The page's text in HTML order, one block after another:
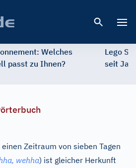
Welches
passt zu Ihnen?
Lego
seit
Zeitraum von sieben Tagen
wehha) ist gleicher Herkunft